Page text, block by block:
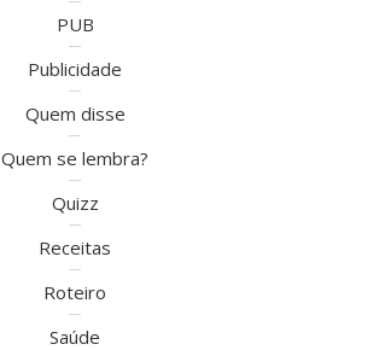
PUB
Publicidade
Quem disse
Quem se lembra?
Quizz
Receitas
Roteiro
Saúde